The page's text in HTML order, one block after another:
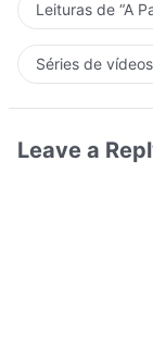
Leituras de “A
Séries de
Leave a